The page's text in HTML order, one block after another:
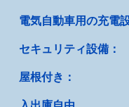
電気自動車用の充電
セキュリティ設備：
屋根付き：